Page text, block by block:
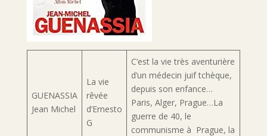
GUENASSIA
Jean Michel
La vie
rêvée
d’Ernesto
G
C’est la vie très aventurière
d’un médecin juif tchèque,
depuis son enfance…
Paris, Alger, Prague…La
guerre de 40, le
communisme à Prague, la